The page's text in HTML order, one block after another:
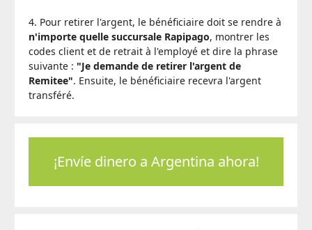
4. Pour retirer l'argent, le bénéficiaire doit se rendre à
n'importe quelle succursale Rapipago, montrer les
codes client et de retrait à l'employé et dire la phrase
suivante : "Je demande de retirer l'argent de
Remitee". Ensuite, le bénéficiaire recevra l'argent
transféré.
¡Envíe dinero a Argentina ahora!